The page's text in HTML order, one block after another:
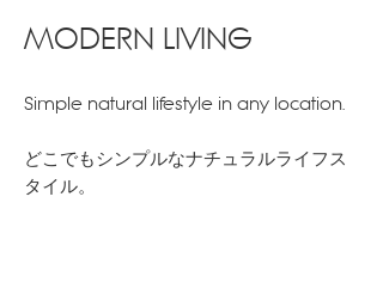
MODERN LIVING
Simple natural lifestyle in any location.
どこでもシンプルなナチュラルライフス
タイル。